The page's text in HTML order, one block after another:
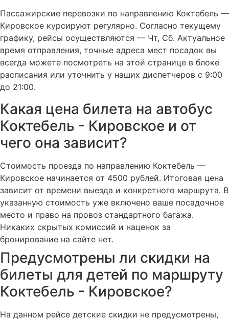
Пассажирские перевозки по направлению Коктебель —
Кировское курсируют регулярно. Согласно текущему
графику, рейсы осуществляются — Чт, Сб. Актуальное
время отправления, точные адреса мест посадок вы
всегда можете посмотреть на этой странице в блоке
расписания или уточнить у наших диспетчеров с 9:00
до 21:00.
Какая цена билета на автобус
Коктебель - Кировское и от
чего она зависит?
Стоимость проезда по направлению Коктебель —
Кировское начинается от 4500 рублей. Итоговая цена
зависит от времени выезда и конкретного маршрута. В
указанную стоимость уже включено ваше посадочное
место и право на провоз стандартного багажа.
Никаких скрытых комиссий и наценок за
бронирование на сайте нет.
Предусмотрены ли скидки на
билеты для детей по маршруту
Коктебель - Кировское?
На данном рейсе детские скидки не предусмотрены,